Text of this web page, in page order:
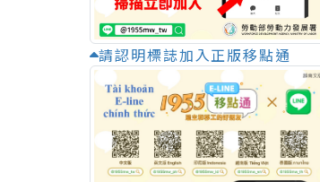
請認明標誌加入正版移點通